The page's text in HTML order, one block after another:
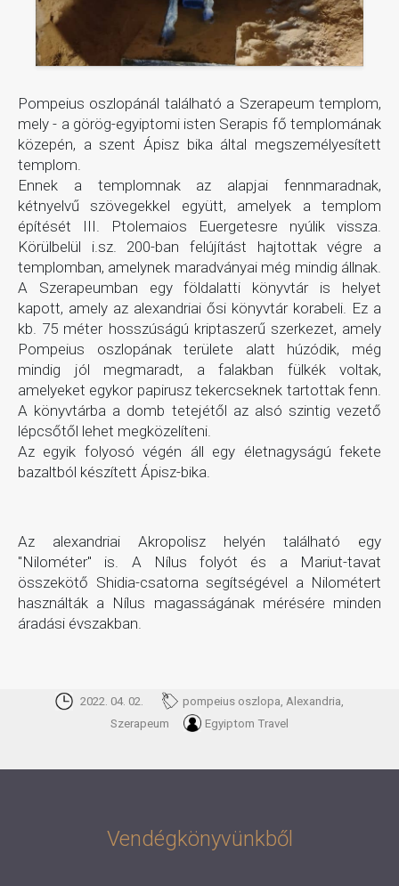
Pompeius oszlopánál található a Szerapeum templom,
mely - a görög-egyiptomi isten Serapis fő templomának
közepén, a szent Ápisz bika által megszemélyesített
templom.
Ennek a templomnak az alapjai fennmaradnak,
kétnyelvű szövegekkel együtt, amelyek a templom
építését III. Ptolemaios Euergetesre nyúlik vissza.
Körülbelül i.sz. 200-ban felújítást hajtottak végre a
templomban, amelynek maradványai még mindig állnak.
A Szerapeumban egy földalatti könyvtár is helyet
kapott, amely az alexandriai ősi könyvtár korabeli. Ez a
kb. 75 méter hosszúságú kriptaszerű szerkezet, amely
Pompeius oszlopának területe alatt húzódik, még
mindig jól megmaradt, a falakban fülkék voltak,
amelyeket egykor papirusz tekercseknek tartottak fenn.
A könyvtárba a domb tetejétől az alsó szintig vezető
lépcsőtől lehet megközelíteni.
Az egyik folyosó végén áll egy életnagyságú fekete
bazaltból készített Ápisz-bika.
Az alexandriai Akropolisz helyén található egy
"Nilométer" is. A Nílus folyót és a Mariut-tavat
összekötő Shidia-csatorna segítségével a Nilométert
használták a Nílus magasságának mérésére minden
áradási évszakban.
2022. 04. 02.
pompeius oszlopa, Alexandria,
Szerapeum
Egyiptom Travel
Vendégkönyvünkből